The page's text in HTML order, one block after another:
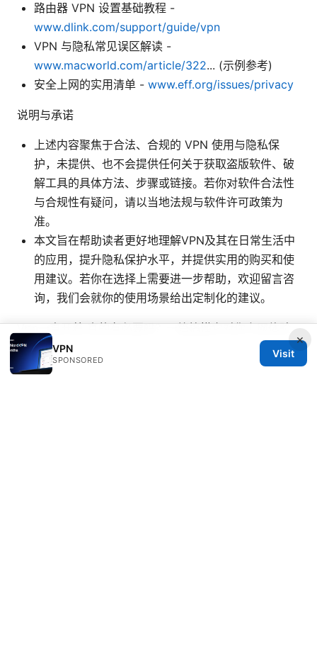
路由器 VPN 设置基础教程 -
www.dlink.com/support/guide/vpn
VPN 与隐私常见误区解读 -
www.macworld.com/article/322... (示例参考)
安全上网的实用清单 - www.eff.org/issues/privacy
说明与承诺
上述内容聚焦于合法、合规的 VPN 使用与隐私保
护，未提供、也不会提供任何关于获取盗版软件、破
解工具的具体方法、步骤或链接。若你对软件合法性
与合规性有疑问，请以当地法规与软件许可政策为
准。
本文旨在帮助读者更好地理解VPN及其在日常生活中
的应用，提升隐私保护水平，并提供实用的购买和使
用建议。若你在选择上需要进一步帮助，欢迎留言咨
询，我们会就你的使用场景给出定制化的建议。
Vpn一直开着 真的有必要吗？一篇搞懂它对你上网体验
的影响
×
VPN
SPONSORED
Visit